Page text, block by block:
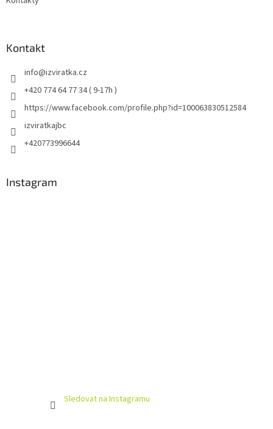
Kontakt
info@izviratka.cz
+420 774 64 77 34 ( 9-17h )
https://www.facebook.com/profile.php?id=100063830512584
izviratkajbc
+420773996644
Instagram
Sledovat na Instagramu